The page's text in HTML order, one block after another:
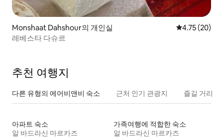
Monshaat Dahshour의 개인실 평점 4.75점
4.75 (20)
레베스타 다슈르
추천 여행지
다른 유형의 에어비앤비 숙소 근처 인기 관광지 즐길 거리
아파트 숙소
알 바드라신 마르카즈
가족여행에 적합한 숙소
알 바드라신 마르카즈